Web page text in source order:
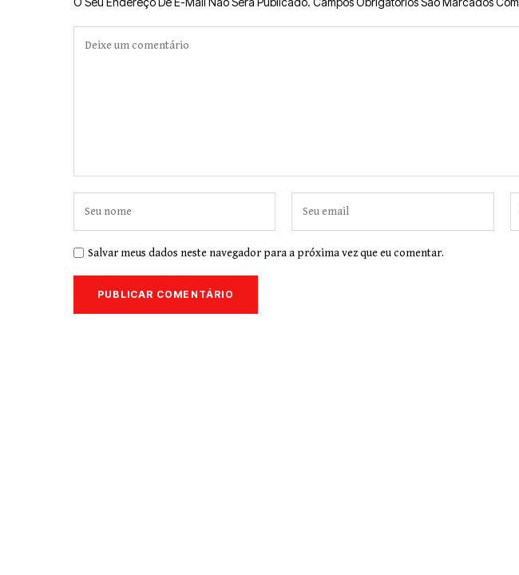
Salvar meus dados neste navegador para a próxima vez que eu comentar.